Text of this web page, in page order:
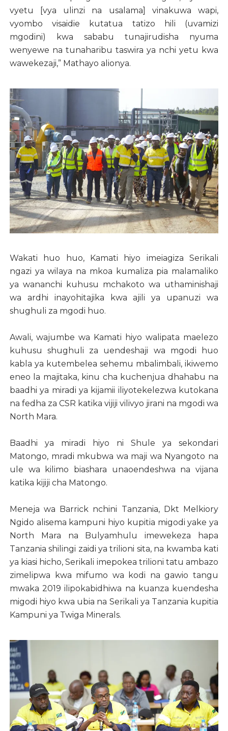
vyetu [vya ulinzi na usalama] vinakuwa wapi,
vyombo visaidie kutatua tatizo hili (uvamizi
mgodini) kwa sababu tunajirudisha nyuma
wenyewe na tunaharibu taswira ya nchi yetu kwa
wawekezaji,” Mathayo alionya.
Wakati huo huo, Kamati hiyo imeiagiza Serikali
ngazi ya wilaya na mkoa kumaliza pia malamaliko
ya wananchi kuhusu mchakoto wa uthaminishaji
wa ardhi inayohitajika kwa ajili ya upanuzi wa
shughuli za mgodi huo.
Awali, wajumbe wa Kamati hiyo walipata maelezo
kuhusu shughuli za uendeshaji wa mgodi huo
kabla ya kutembelea sehemu mbalimbali, ikiwemo
eneo la majitaka, kinu cha kuchenjua dhahabu na
baadhi ya miradi ya kijamii iliyotekelezwa kutokana
na fedha za CSR katika vijiji vilivyo jirani na mgodi wa
North Mara.
Baadhi ya miradi hiyo ni Shule ya sekondari
Matongo, mradi mkubwa wa maji wa Nyangoto na
ule wa kilimo biashara unaoendeshwa na vijana
katika kijiji cha Matongo.
Meneja wa Barrick nchini Tanzania, Dkt Melkiory
Ngido alisema kampuni hiyo kupitia migodi yake ya
North Mara na Bulyamhulu imewekeza hapa
Tanzania shilingi zaidi ya trilioni sita, na kwamba kati
ya kiasi hicho, Serikali imepokea trilioni tatu ambazo
zimelipwa kwa mifumo wa kodi na gawio tangu
mwaka 2019 ilipokabidhiwa na kuanza kuendesha
migodi hiyo kwa ubia na Serikali ya Tanzania kupitia
Kampuni ya Twiga Minerals.